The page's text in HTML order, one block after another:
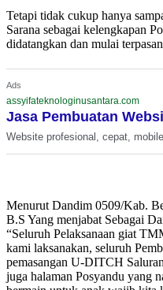
Tetapi tidak cukup hanya
Sarana sebagai kelengkapan
didatangkan dan mulai
Ads
assyifateknologinusantara.com
Jasa Pembuatan
Website profesional, cepat,
Menurut Dandim 0509/Kab.
B.S Yang menjabat Sebagai
“Seluruh Pelaksanaan giat
kami laksanakan, seluruh
pemasangan U-DITCH
juga halaman Posyandu yang